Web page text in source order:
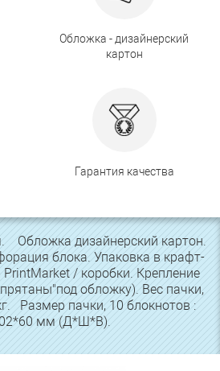
Обложка - дизайнерский
картон
Гарантия качества
Обложка дизайнерский картон.
блока. Упаковка в крафт-
/ коробки. Крепление
обложку). Вес пачки,
Размер пачки, 10 блокнотов :
мм (Д*Ш*В).